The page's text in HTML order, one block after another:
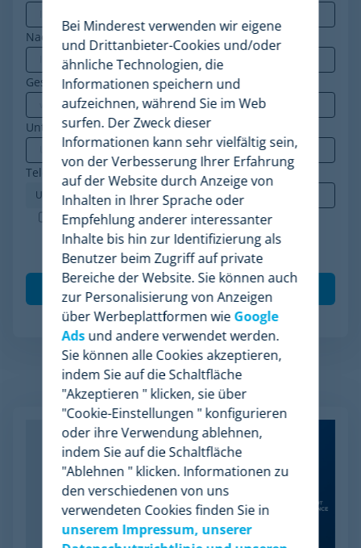
Nachname
Geschäfts-E-Mail*
Unternehmen*
Telefon
Minderest ist ein nach ISO-27001 zertifiziertes
Unternehmen. Ich akzeptiere die Verarbeitung
meiner Daten gemäß derDatenschutzrichtlinie
Verwandte Artikel
Bei Minderest verwenden wir eigene
und Drittanbieter-Cookies und/oder
ähnliche Technologien, die
Informationen speichern und
aufzeichnen, während Sie im Web
surfen. Der Zweck dieser
Informationen kann sehr vielfältig sein,
von der Verbesserung Ihrer Erfahrung
auf der Website durch Anzeige von
Inhalten in Ihrer Sprache oder
Empfehlung anderer interessanter
Inhalte bis hin zur Identifizierung als
Benutzer beim Zugriff auf private
Bereiche der Website. Sie können auch
zur Personalisierung von Anzeigen
über Werbeplattformen wie Google
Adsund andere verwendet werden.
Sie können alle Cookies akzeptieren,
indem Sie auf die Schaltfläche
"Akzeptieren " klicken, sie über
"Cookie-Einstellungen " konfigurieren
oder ihre Verwendung ablehnen,
indem Sie auf die Schaltfläche
"Ablehnen " klicken. Informationen zu
den verschiedenen von uns
verwendeten Cookies finden Sie in
unserem Impressum, unserer